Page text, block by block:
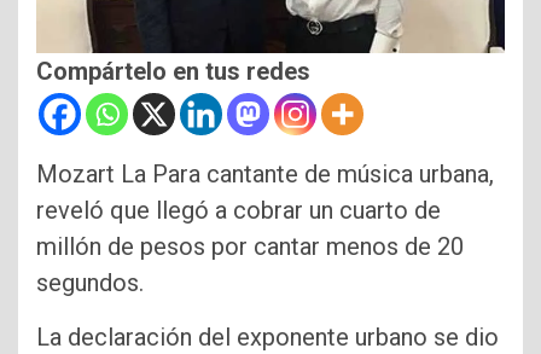
Compártelo en tus redes
Mozart La Para cantante de música urbana,
reveló que llegó a cobrar un cuarto de
millón de pesos por cantar menos de 20
segundos.
La declaración del exponente urbano se dio